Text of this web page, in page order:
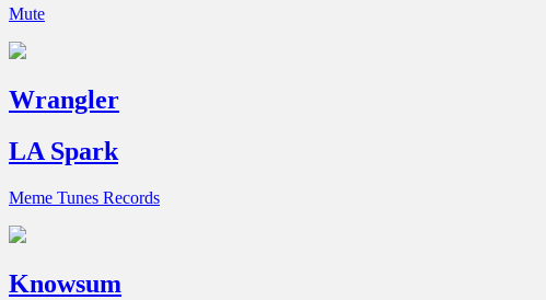
Mute
Wrangler
LA Spark
Meme Tunes Records
Knowsum